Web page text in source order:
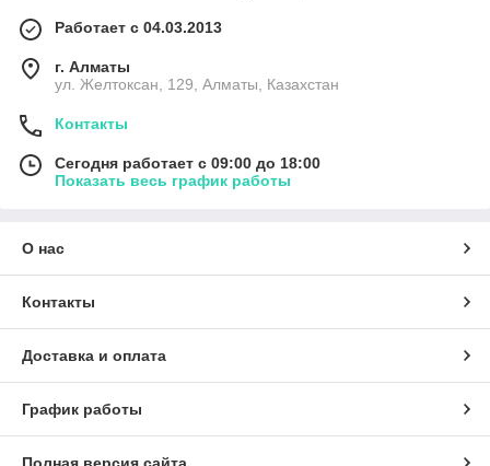
Работает с 04.03.2013
г. Алматы
ул. Желтоксан, 129, Алматы, Казахстан
Контакты
Сегодня работает с 09:00 до 18:00
Показать весь график работы
О нас
Контакты
Доставка и оплата
График работы